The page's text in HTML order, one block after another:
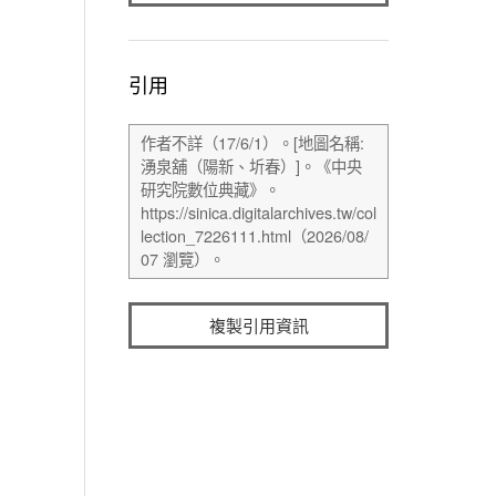
引用
複製引用資訊